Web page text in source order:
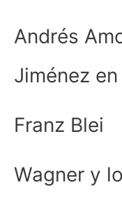
Andrés
Jiménez
Franz Blei
Wagner y